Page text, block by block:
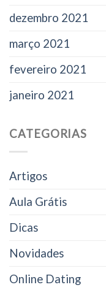
dezembro 2021
março 2021
fevereiro 2021
janeiro 2021
CATEGORIAS
Artigos
Aula Grátis
Dicas
Novidades
Online Dating